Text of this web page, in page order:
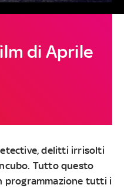
di Aprile
delitti irrisolti
Tutto questo
programmazione tutti i